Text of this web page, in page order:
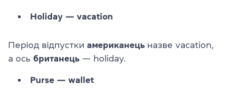
Holiday — vacation
Період відпустки американець назве vacation,
а ось британець — holiday.
Purse — wallet